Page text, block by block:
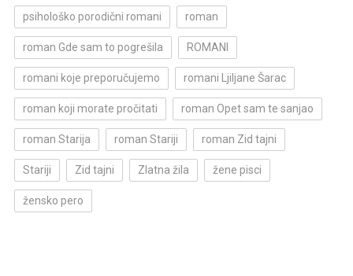
psihološko porodični romani roman
roman Gde sam to pogrešila ROMANI
romani koje preporučujemo romani Ljiljane Šarac
roman koji morate pročitati roman Opet sam te sanjao
roman Starija roman Stariji roman Zid tajni
Stariji Zid tajni Zlatna žila žene pisci
žensko pero